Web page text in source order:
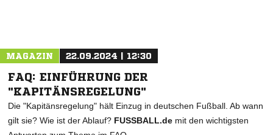
MAGAZIN 22.09.2024 | 12:30
FAQ: EINFÜHRUNG DER
"KAPITÄNSREGELUNG"
Die "Kapitänsregelung" hält Einzug in deutschen Fußball. Ab wann
gilt sie? Wie ist der Ablauf? FUSSBALL.de mit den wichtigsten